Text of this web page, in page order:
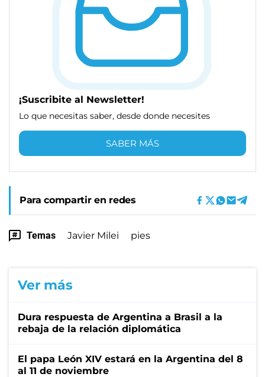
¡Suscribite al Newsletter!
Lo que necesitas saber, desde donde necesites
SABER MÁS
Para compartir en redes
Temas Javier Milei pies
Ver más
Dura respuesta de Argentina a Brasil a la
rebaja de la relación diplomática
El papa León XIV estará en la Argentina del 8
al 11 de noviembre